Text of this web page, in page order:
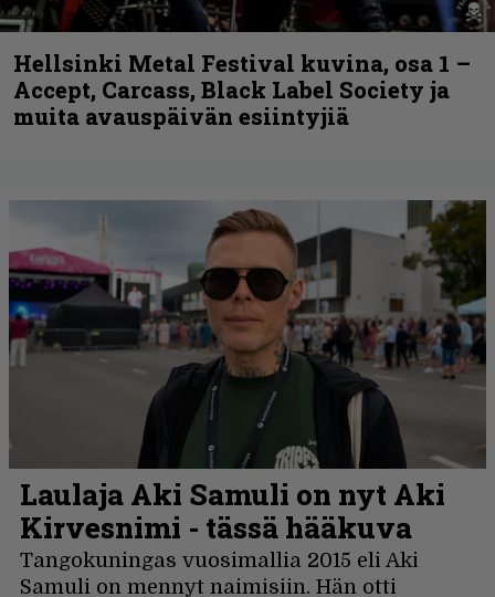
Hellsinki Metal Festival kuvina, osa 1 –
Accept, Carcass, Black Label Society ja
muita avauspäivän esiintyjiä